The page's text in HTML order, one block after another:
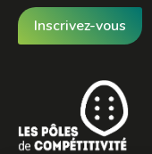
Inscrivez-vous